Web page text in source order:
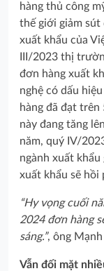
hàng thủ công
thế giới giảm sút
xuất khẩu của
III/2023 thị
đơn hàng xuất
nghệ có dấu
hàng đã đạt trên
này đang tăng
năm, quý IV/
ngành xuất
xuất khẩu sẽ
“Hy vọng cuối
2024 đơn hàng
sáng.”, ông
Vẫn đối mặt